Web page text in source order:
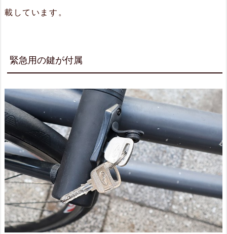
載しています。
緊急用の鍵が付属